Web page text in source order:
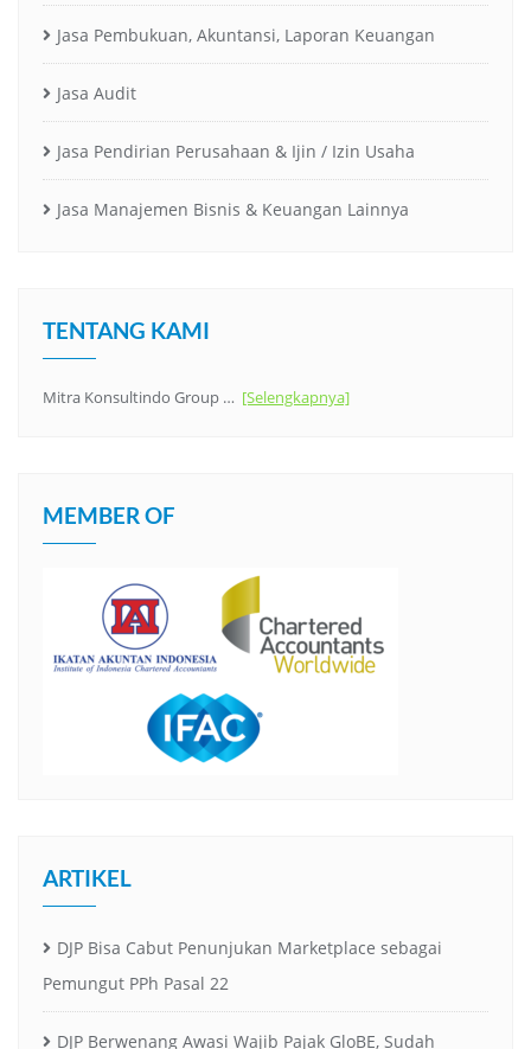
Jasa Pembukuan, Akuntansi, Laporan Keuangan
Jasa Audit
Jasa Pendirian Perusahaan & Ijin / Izin Usaha
Jasa Manajemen Bisnis & Keuangan Lainnya
TENTANG KAMI
Mitra Konsultindo Group … [Selengkapnya]
MEMBER OF
ARTIKEL
DJP Bisa Cabut Penunjukan Marketplace sebagai
Pemungut PPh Pasal 22
DJP Berwenang Awasi Wajib Pajak GloBE, Sudah